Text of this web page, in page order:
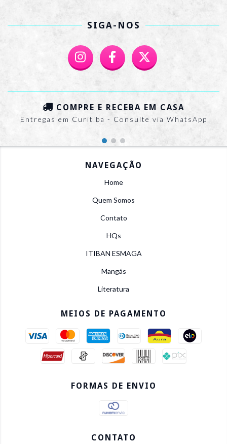
SIGA-NOS
COMPRE E RECEBA EM CASA
Entregas em Curitiba - Consulte via WhatsApp
NAVEGAÇÃO
Home
Quem Somos
Contato
HQs
ITIBAN ESMAGA
Mangás
Literatura
MEIOS DE PAGAMENTO
FORMAS DE ENVIO
CONTATO